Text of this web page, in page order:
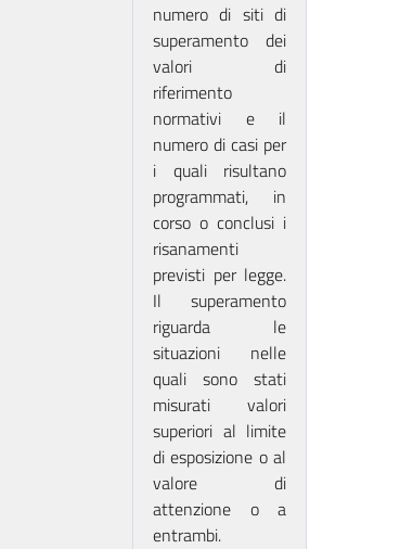
numero di siti di
superamento dei
valori di
riferimento
normativi e il
numero di casi per
i quali risultano
programmati, in
corso o conclusi i
risanamenti
previsti per legge.
Il superamento
riguarda le
situazioni nelle
quali sono stati
misurati valori
superiori al limite
di esposizione o al
valore di
attenzione o a
entrambi.